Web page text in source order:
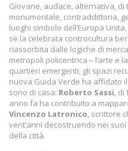
Giovane, audace, alternativa,
monumentale, contraddittoria,
luoghi simbolo dell’Europa
se la celebrata controcultura
riassorbita dalle logiche di
metropoli policentrica – l’arte e
quartieri emergenti, gli spazi
nuova Guida Verde ha affidato
sono di casa: Roberto Sassi, di
anno fa ha contribuito a
Vincenzo Latronico, scrittore
vent’anni decostruendo nei
della città.